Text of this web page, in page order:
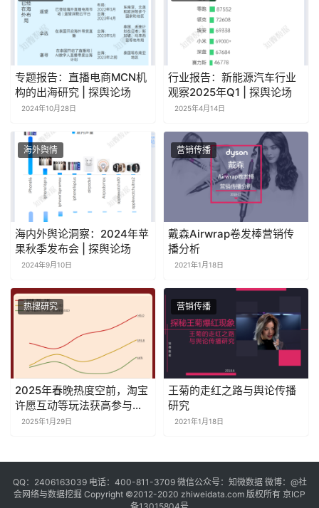
专题报告：直播电商MCN机
构的出海研究 | 探舆论场
2024年10月28日
行业报告：新能源汽车行业
观察2025年Q1 | 探舆论场
2025年4月14日
海外舆情
海内外舆论洞察：2024年苹
果秋季发布会 | 探舆论场
2024年9月10日
营销传播
戴森Airwrap卷发棒营销传
播分析
2021年1月18日
热搜研究
2025年春晚热度空前，淘宝
许愿互动等玩法获高参与度
｜探舆论场
2025年1月29日
营销传播
王菊的走红之路与舆论传播
研究
2021年1月18日
QQ：2406163039 电话：400-811-3709 微信公众号：知微数据 微博： @社
会网络与数据挖掘 Copyright ©2012-2020 zhiweidata.com 版权所有 京ICP